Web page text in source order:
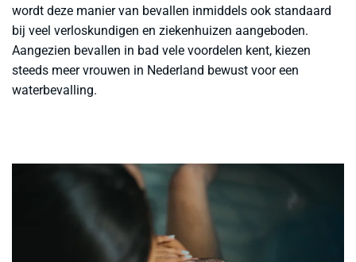
Birthpools schepnetje
wordt deze manier van bevallen inmiddels ook standaard
bij veel verloskundigen en ziekenhuizen aangeboden.
Aangezien bevallen in bad vele voordelen kent, kiezen
steeds meer vrouwen in Nederland bewust voor een
waterbevalling.